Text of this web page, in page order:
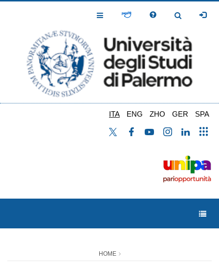
Toggle
Toggle
ITA ENG ZHO GER SPA
HOME